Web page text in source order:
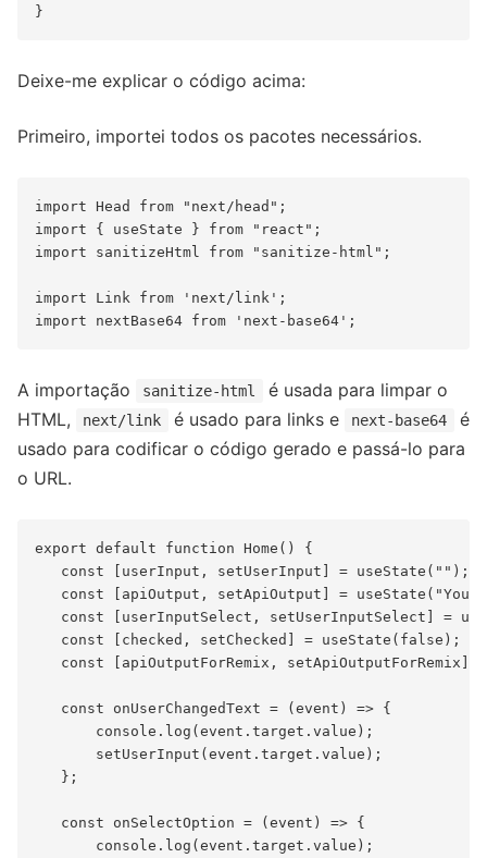
Deixe-me explicar o código acima:
Primeiro, importei todos os pacotes necessários.
import Head from "next/head";
import { useState } from "react";
import sanitizeHtml from "sanitize-html";
import Link from 'next/link';
A importação sanitize-html
é usada para limpar o
HTML,
next/link é usado para links e next-base64
é
usado para codificar o código gerado e passá-lo para
o URL.
export default function Home() {
   const [userInput, setUserInput] = useState("");
const [apiOutput, setApiOutput] = useState("You
const [userInputSelect, setUserInputSelect] =
   const [checked, setChecked] = useState(false);
const [apiOutputForRemix, setApiOutputForRemix]
   const onUserChangedText = (event) => {
       console.log(event.target.value);
       setUserInput(event.target.value);
   };
   const onSelectOption = (event) => {
       console.log(event.target.value);